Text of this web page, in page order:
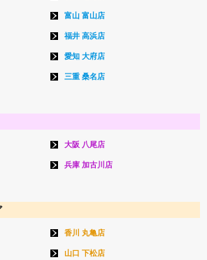
富山 富山店
福井 高浜店
愛知 大府店
三重 桑名店
大阪 八尾店
兵庫 加古川店
香川 丸亀店
山口 下松店